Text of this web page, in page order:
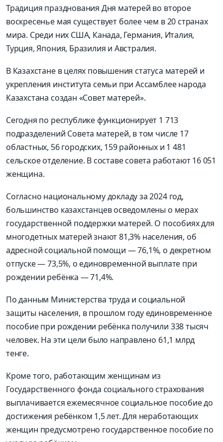
Традиция празднования Дня матерей во второе
воскресенье мая существует более чем в 20 странах
мира. Среди них США, Канада, Германия, Италия,
Турция, Япония, Бразилия и Австралия.
В Казахстане в целях повышения статуса матерей и
укрепления института семьи при Ассамблее народа
Казахстана создан «Совет матерей».
Сегодня по республике функционирует 1 713
подразделений Совета матерей, в том числе 17
областных, 56 городских, 159 районных и 1 481
сельское отделение. В составе совета работают 16 051
женщина.
Согласно национальному докладу за 2024 год,
большинство казахстанцевосведомлены о мерах
государственной поддержки матерей. О пособиях для
многодетных матерей знают 81,3% населения, об
адресной социальной помощи — 76,1%, о декретном
отпуске — 73,5%, о единовременной выплате при
рождении ребёнка — 71,4%.
По данным Министерства труда и социальной
защиты населения, в прошлом году единовременное
пособие при рождении ребёнка получили 338 тысяч
человек. На эти цели было направлено 61,1 млрд
тенге.
Кроме того, работающим женщинам из
Государственного фонда социального страхования
выплачивается ежемесячное социальное пособие до
достижения ребёнком 1,5 лет. Для неработающих
женщин предусмотрено государственное пособие по